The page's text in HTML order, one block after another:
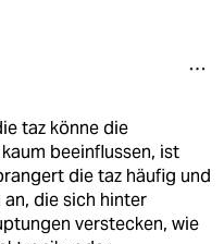
taz könne die
beeinflussen, ist
die taz häufig und
die sich hinter
verstecken, wie